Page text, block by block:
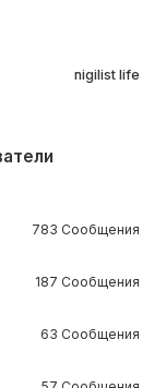
nigilist life
783 Сообщения
187 Сообщения
63 Сообщения